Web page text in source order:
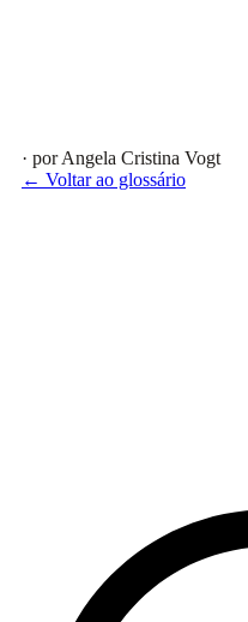
· por Angela Cristina Vogt
← Voltar ao glossário